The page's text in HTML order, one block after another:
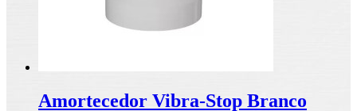
Amortecedor Vibra-Stop Branco